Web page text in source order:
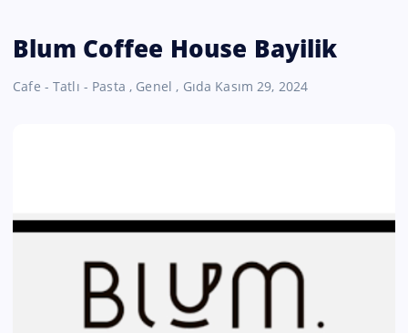
Blum Coffee House Bayilik
Cafe - Tatlı - Pasta , Genel , Gıda Kasım 29, 2024